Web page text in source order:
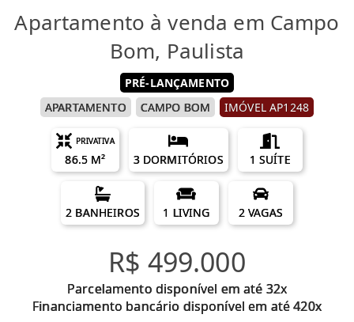
Apartamento à venda em Campo
Bom, Paulista
PRÉ-LANÇAMENTO
APARTAMENTO
CAMPO BOM IMÓVEL AP1248
PRIVATIVA
86.5 M² 3 DORMITÓRIOS 1 SUÍTE
2 BANHEIROS 1 LIVING 2 VAGAS
R$ 499.000
Parcelamento disponível em até 32x
Financiamento bancário disponível em até 420x